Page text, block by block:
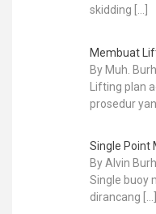
skidding
Membuat
By Muh.
Lifting plan
prosedur
Single Point
By Alvin
Single buoy
dirancang […]